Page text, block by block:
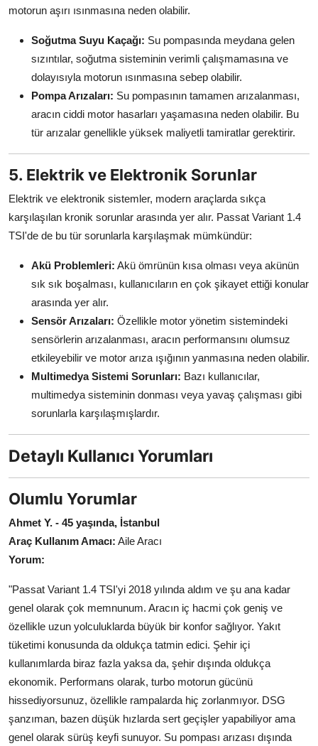
motorun aşırı ısınmasına neden olabilir.
Soğutma Suyu Kaçağı: Su pompasında meydana gelen
sızıntılar, soğutma sisteminin verimli çalışmamasına ve
dolayısıyla motorun ısınmasına sebep olabilir.
Pompa Arızaları: Su pompasının tamamen arızalanması,
aracın ciddi motor hasarları yaşamasına neden olabilir. Bu
tür arızalar genellikle yüksek maliyetli tamiratlar gerektirir.
5. Elektrik ve Elektronik Sorunlar
Elektrik ve elektronik sistemler, modern araçlarda sıkça
karşılaşılan kronik sorunlar arasında yer alır. Passat Variant 1.4
TSI'de de bu tür sorunlarla karşılaşmak mümkündür:
Akü Problemleri: Akü ömrünün kısa olması veya akünün
sık sık boşalması, kullanıcıların en çok şikayet ettiği konular
arasında yer alır.
Sensör Arızaları: Özellikle motor yönetim sistemindeki
sensörlerin arızalanması, aracın performansını olumsuz
etkileyebilir ve motor arıza ışığının yanmasına neden olabilir.
Multimedya Sistemi Sorunları: Bazı kullanıcılar,
multimedya sisteminin donması veya yavaş çalışması gibi
sorunlarla karşılaşmışlardır.
Detaylı Kullanıcı Yorumları
Olumlu Yorumlar
Ahmet Y. - 45 yaşında, İstanbul
Araç Kullanım Amacı: Aile Aracı
Yorum:
"Passat Variant 1.4 TSI'yi 2018 yılında aldım ve şu ana kadar
genel olarak çok memnunum. Aracın iç hacmi çok geniş ve
özellikle uzun yolculuklarda büyük bir konfor sağlıyor. Yakıt
tüketimi konusunda da oldukça tatmin edici. Şehir içi
kullanımlarda biraz fazla yaksa da, şehir dışında oldukça
ekonomik. Performans olarak, turbo motorun gücünü
hissediyorsunuz, özellikle rampalarda hiç zorlanmıyor. DSG
şanzıman, bazen düşük hızlarda sert geçişler yapabiliyor ama
genel olarak sürüş keyfi sunuyor. Su pompası arızası dışında